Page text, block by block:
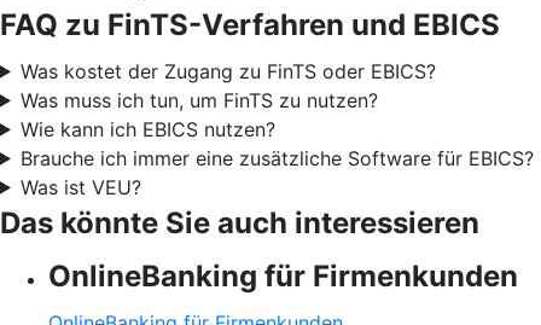
FAQ zu FinTS-Verfahren und EBICS
Was kostet der Zugang zu FinTS oder EBICS?
Was muss ich tun, um FinTS zu nutzen?
Wie kann ich EBICS nutzen?
Brauche ich immer eine zusätzliche Software für EBICS?
Was ist VEU?
Das könnte Sie auch interessieren
OnlineBanking für Firmenkunden